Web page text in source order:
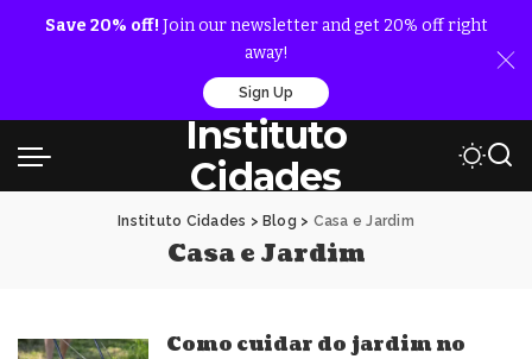
Save 20% off! Join our newsletter and get 20% off right
away!
Sign Up
Instituto
Cidades
Instituto Cidades > Blog > Casa e Jardim
Casa e Jardim
Como cuidar do jardim no